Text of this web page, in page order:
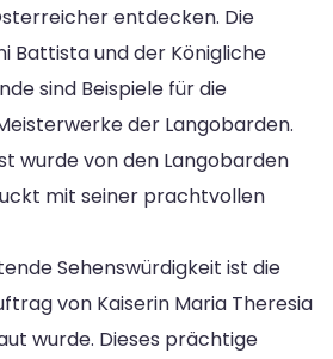
entdecken. Die
Battista und der Königliche
sind Beispiele für die
der Langobarden.
wurde von den Langobarden
mit seiner prachtvollen
Sehenswürdigkeit ist die
von Kaiserin Maria Theresia
wurde. Dieses prächtige